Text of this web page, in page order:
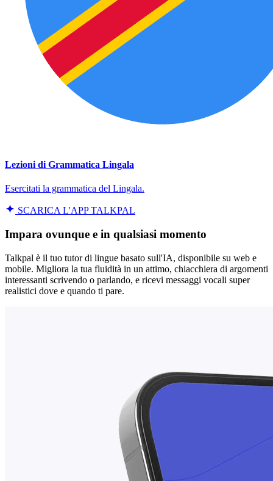
Lezioni di Grammatica Lingala
Esercitati la grammatica del Lingala.
SCARICA L'APP TALKPAL
Impara ovunque e in qualsiasi momento
Talkpal è il tuo tutor di lingue basato sull'IA, disponibile su web e
mobile. Migliora la tua fluidità in un attimo, chiacchiera di argomenti
interessanti scrivendo o parlando, e ricevi messaggi vocali super
realistici dove e quando ti pare.